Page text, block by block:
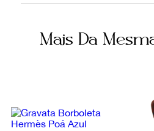
AzulMais Da